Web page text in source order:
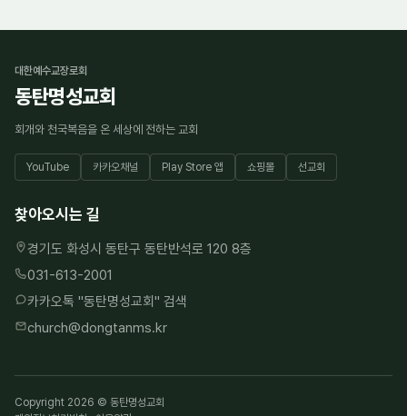
대한예수교장로회
동탄명성교회
회개와 천국복음을 온 세상에 전하는 교회
YouTube 카카오채널 Play Store 앱 쇼핑몰 선교회
찾아오시는 길
경기도 화성시 동탄구 동탄반석로 120 8층
031-613-2001
카카오톡 "동탄명성교회" 검색
church@dongtanms.kr
Copyright 2026 © 동탄명성교회